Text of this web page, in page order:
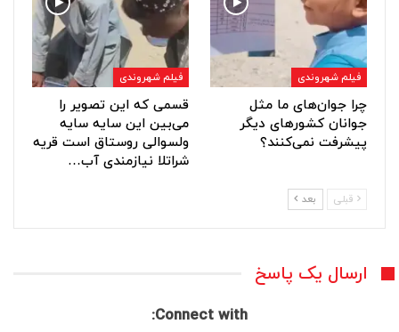
فیلم شهروندی
چرا جوان‌های ما مثل
جوانان کشورهای دیگر
پیشرفت نمی‌کنند؟
فیلم شهروندی
قسمی که این تصویر را
می‌بین این سایه سایه
ولسوالی روستاق است قریه
شراتلا نیازمندی آب…
قبلی بعد
ارسال یک پاسخ
Connect with: